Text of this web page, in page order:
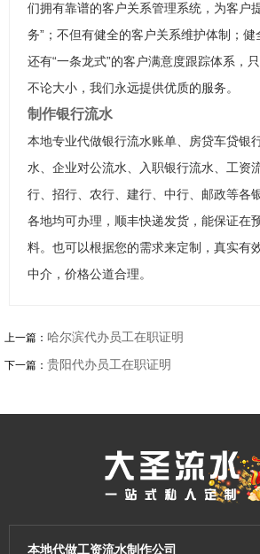
们拥有靠谱的客户关系管理系统，为客户
务”；不但有健全的客户关系维护体制；健
还有“一条龙式”的客户满意度跟踪体系，
不论大小，我们永远提供优质的服务。
制作银行流水
本地专业代做银行流水账单、房贷车贷银
水、企业对公流水、入职银行流水、工资
行、招行、农行、建行、中行、邮政等各
各地均可办理，顺丰快递发货，能保证在
料。也可以根据您的需求来定制，真实有
中介，价格公道合理。
上一篇： 哈尔滨代办员工在职证明
下一篇： 贵阳代办员工在职证明
本地代做工资流水制作公司